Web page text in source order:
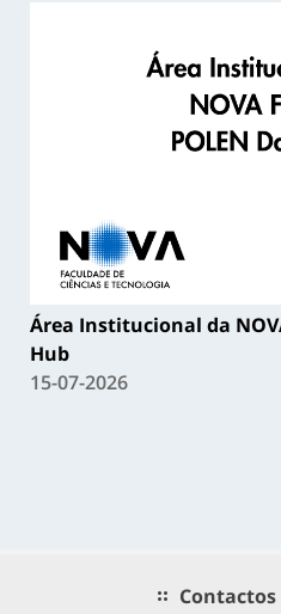
Área Institucional da
Hub
15-07-2026
Contactos